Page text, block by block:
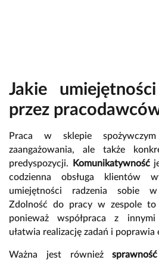
Jakie
przez
Praca w sklepie
zaangażowania, ale także
predyspozycji.
Komunikatywność
codzienna obsługa klientów
umiejętności radzenia sobie
Zdolność do pracy w zespole to
ponieważ współpraca z
ułatwia realizację zadań i poprawia
Ważna jest również